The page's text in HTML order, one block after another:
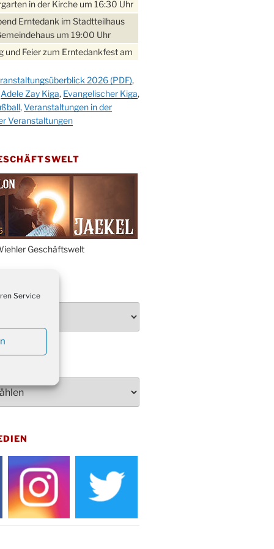
Service
in der Kirche um 16:30 Uhr
Erntedank im Stadtteilhaus
um 19:00 Uhr
und Feier zum Erntedankfest am
im Stadtteilhaus
im Cafe XXS
Andacht um 18:00 Uhr in der
Gottesdienst in der
oder im Ev. Gemeindehaus um
MGV im Stadtteilhaus um
von 16-20 Uhr
Akkordeon-Orchester im
um 16:00 Uhr
im Ev. Gemeindehaus von 14-
des Honterus Chors im
um 19:00 Uhr
im Ev. Gemeindehaus von
2026 (PDF),
Adele Zay Kiga, Evangelischer Kiga,
,Veranstaltungen in der
Veranstaltungen
Geschäftswelt